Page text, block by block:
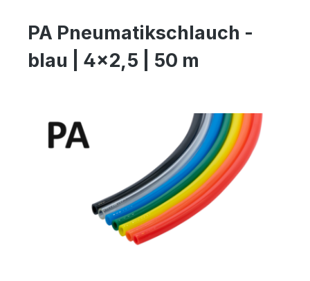
PA Pneumatikschlauch -
blau | 4x2,5 | 50 m
Bildergalerie überspringen